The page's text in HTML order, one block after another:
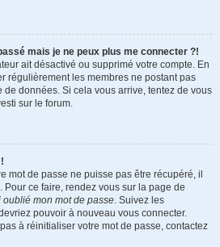
mais je ne peux plus me connecter ?!
ait désactivé ou supprimé votre compte. En
régulièrement les membres ne postant pas
données. Si cela vous arrive, tentez de vous
sur le forum.
mot de passe ne puisse pas être récupéré, il
ce faire, rendez vous sur la page de
oublié mon mot de passe. Suivez les
pouvoir à nouveau vous connecter.
à réinitialiser votre mot de passe, contactez